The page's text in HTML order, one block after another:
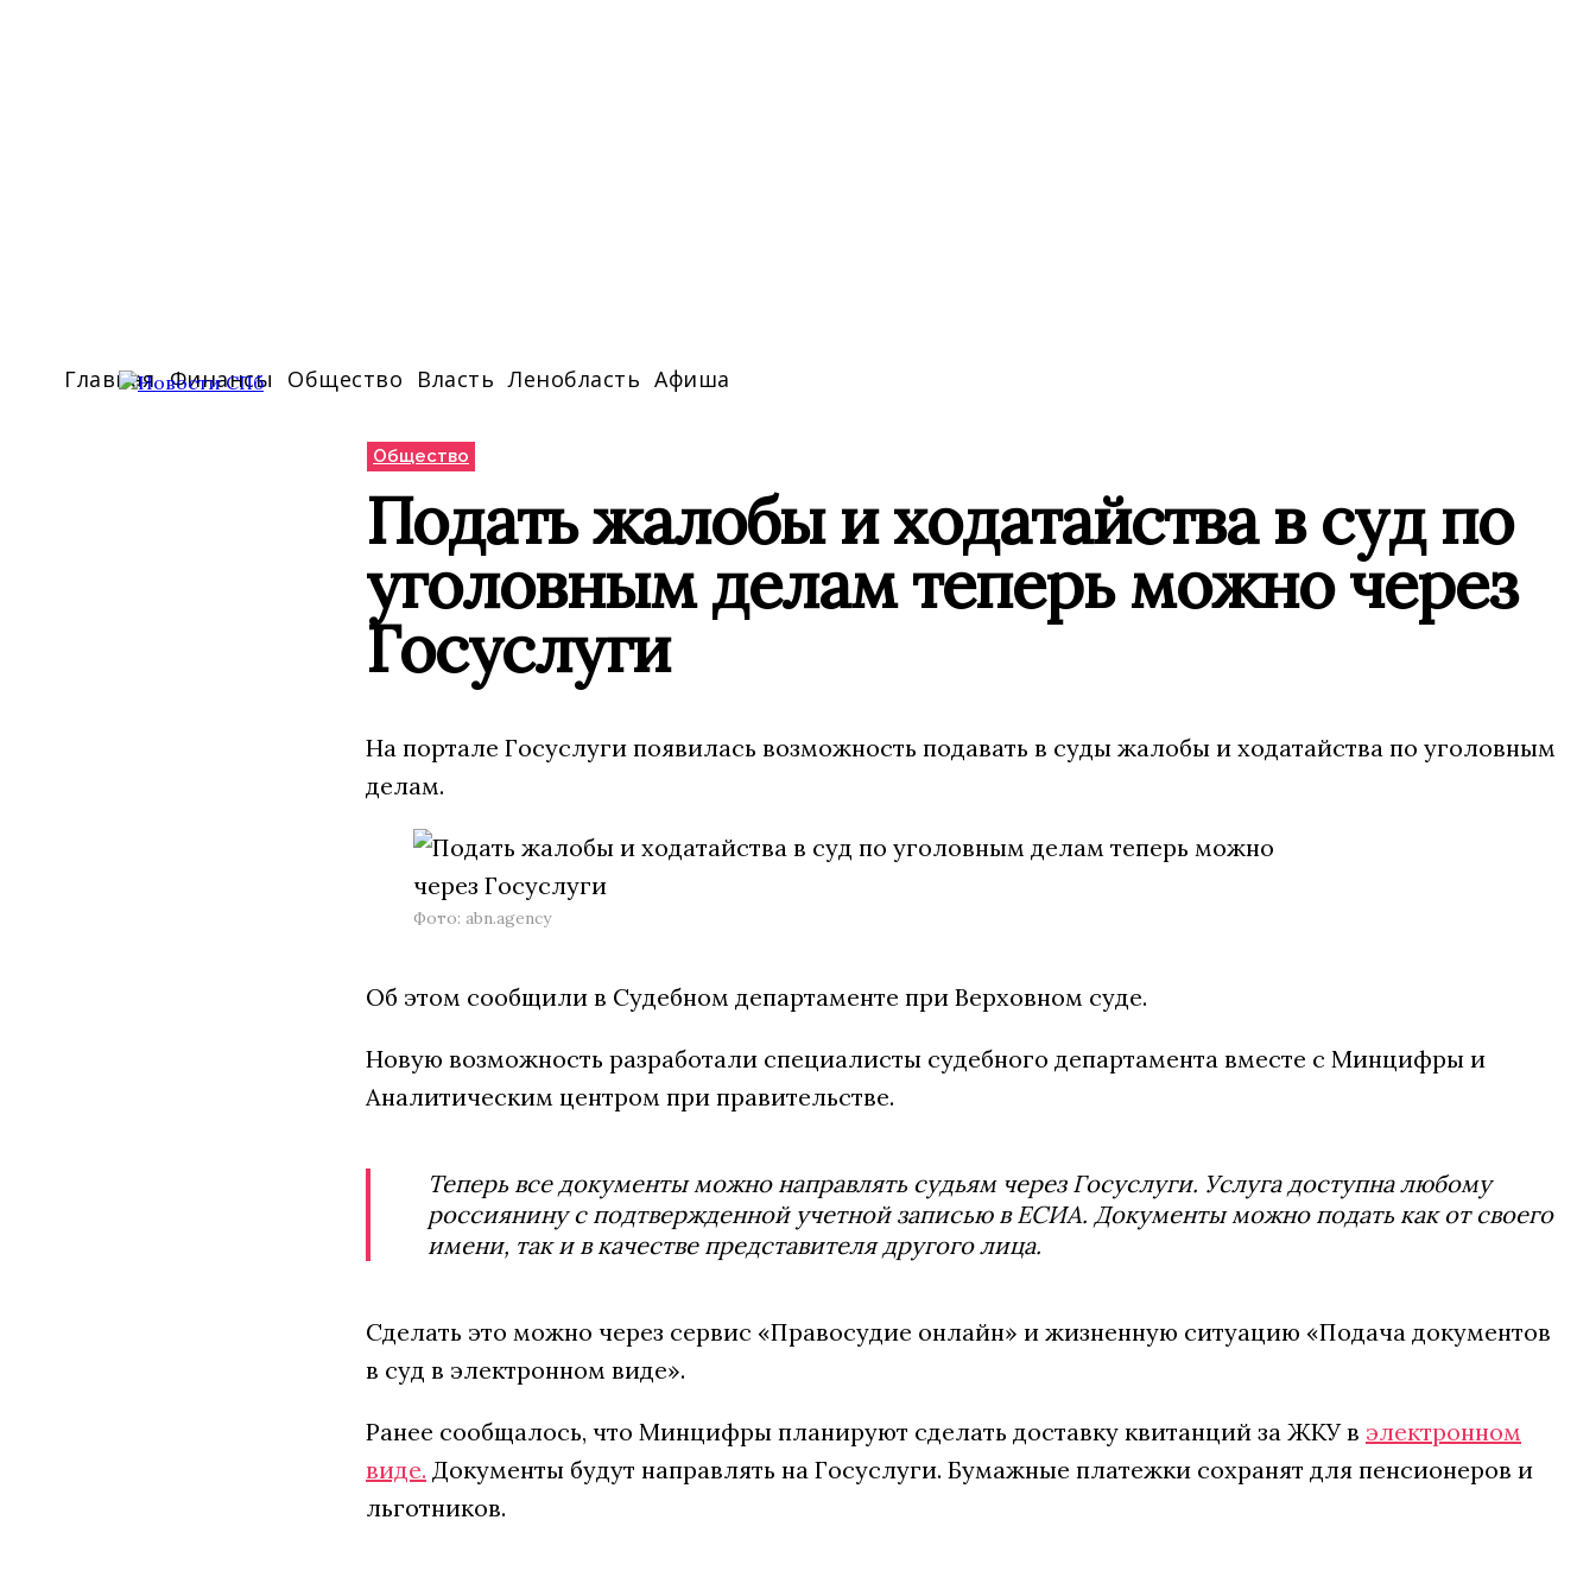
Главная Финансы Общество Власть Ленобласть Афиша
Общество
Подать жалобы и ходатайства в суд по
уголовным делам теперь можно через
Госуслуги
На портале Госуслуги появилась возможность подавать в суды жалобы и ходатайства по уголовным
делам.
Фото: abn.agency
Об этом сообщили в Судебном департаменте при Верховном суде.
Новую возможность разработали специалисты судебного департамента вместе с Минцифры и
Аналитическим центром при правительстве.
Теперь все документы можно направлять судьям через Госуслуги. Услуга доступна любому
россиянину с подтвержденной учетной записью в ЕСИА. Документы можно подать как от своего
имени, так и в качестве представителя другого лица.
Сделать это можно через сервис «Правосудие онлайн» и жизненную ситуацию «Подача документов
в суд в электронном виде».
Ранее сообщалось, что Минцифры планируют сделать доставку квитанций за ЖКУ в электронном
виде. Документы будут направлять на Госуслуги. Бумажные платежки сохранят для пенсионеров и
льготников.